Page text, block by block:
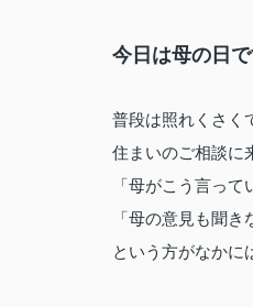
今日は母の日で
普段は照れくさく
住まいのご相談に
「母がこう言って
「母の意見も聞
という方がなかに